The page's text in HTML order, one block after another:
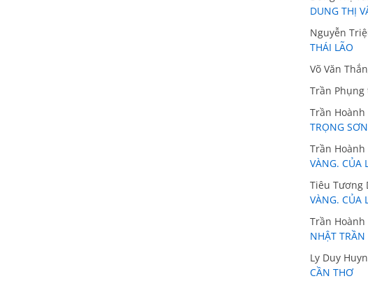
DUNG THỊ
Nguyễn
THÁI LÃO
Võ Văn
Trần Phụng
Trần Hoành
TRỌNG SƠN
Trần Hoành
VÀNG. CỦA
Tiêu Tương
VÀNG. CỦA
Trần Hoành
NHẬT
Ly Duy
CẦN THƠ